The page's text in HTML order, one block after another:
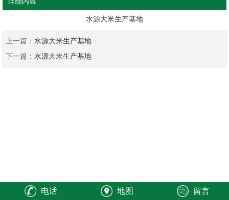
水源大米生产基地
上一篇： 水源大米生产基地
下一篇： 水源大米生产基地
电话 地图 留言